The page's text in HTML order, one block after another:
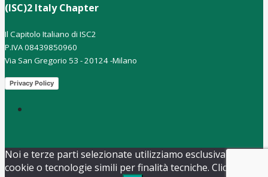
(ISC)2 Italy Chapter
Il Capitolo Italiano di ISC2
P.IVA 08439850960
Via San Gregorio 53 - 20124 -Milano
Privacy Policy
Noi e terze parti selezionate utilizziamo esclusivamente
cookie o tecnologie simili per finalità tecniche. Clicca il